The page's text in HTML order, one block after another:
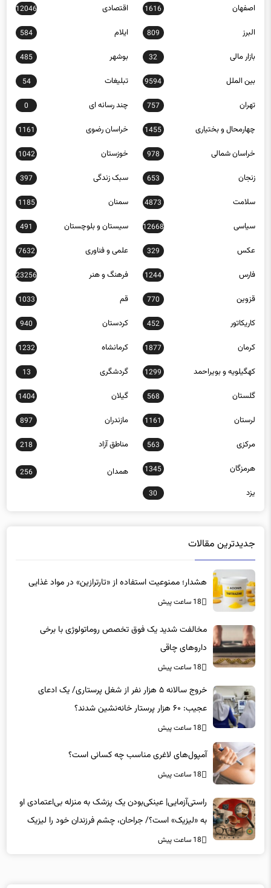
البرز 809 ایلام 584
بازار مالی 32 بوشهر 485
بین الملل 9594 تبلیغات 54
تهران 757 چند رسانه ای 0
چهارمحال و بختیاری 1455 خراسان رضوی 1161
خراسان شمالی 978 خوزستان 1042
زنجان 653 سبک زندگی 397
سلامت 4873 سمنان 1185
سیاسی 12668 سیستان و بلوچستان 491
عکس 329 علمی و فناوری 7632
فارس 1244 فرهنگ و هنر 23256
قزوین 770 قم 1033
کاریکاتور 452 کردستان 940
کرمان 1877 کرمانشاه 1232
کهگیلویه و بویراحمد 1299 گردشگری 13
گلستان 568 گیلان 1404
لرستان 1161 مازندران 897
مرکزی 563 مناطق آزاد 218
هرمزگان 1345
256
یزد 30
هشدار؛ ممنوعیت استفاده از «تارترازین» در مواد غذایی
18 ساعت پیش
داروهای چاقی
18 ساعت پیش
خروج سالانه ۵ هزار نفر از شغل پرستاری/ یک ادعای
عجیب: ۶۰ هزار پرستار خانه‌نشین شدند؟
18 ساعت پیش
18 ساعت پیش
به «لیزیک» است؟/ جراحان، چشم فرزندان خود را لیزیک
می‌کنند؟
18 ساعت پیش